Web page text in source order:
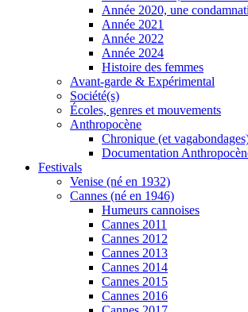
Année 2020, une
Année 2021
Année 2022
Année 2024
Histoire des femmes
Avant-garde & Expérimental
Société(s)
Écoles, genres et mouvements
Anthropocène
Chronique (et
Documentation
Festivals
Venise (né en 1932)
Cannes (né en 1946)
Humeurs cannoises
Cannes 2011
Cannes 2012
Cannes 2013
Cannes 2014
Cannes 2015
Cannes 2016